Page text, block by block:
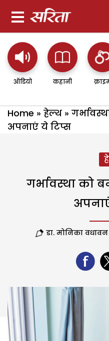
ऑडियो कहानी
Home » हेल्थ »
अपनाएं ये टिप्स
गर्भावस्था को
डा. मोनिका वधावन